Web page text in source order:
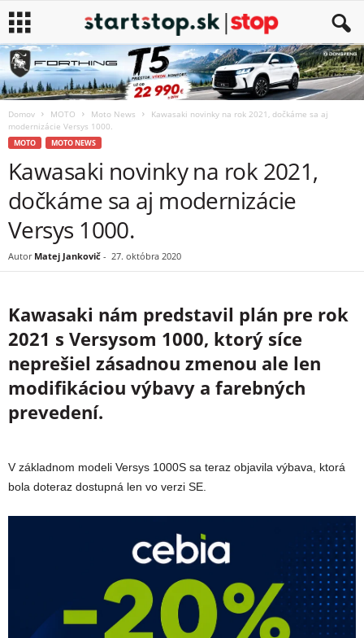
Domov MOTO Moto News
Kawasaki novinky na rok 2021, dočkáme sa aj
modernizácie Versys 1000.
MOTO MOTO NEWS
Kawasaki novinky na rok 2021,
dočkáme sa aj modernizácie
Versys 1000.
Autor Matej Jankovič - 27. októbra 2020
Kawasaki nám predstavil plán pre rok
2021 s Versysom 1000, ktorý síce
neprešiel zásadnou zmenou ale len
modifikáciou výbavy a farebných
prevedení.
V základnom modeli Versys 1000S sa teraz objavila výbava, ktorá
bola doteraz dostupná len vo verzi SE.